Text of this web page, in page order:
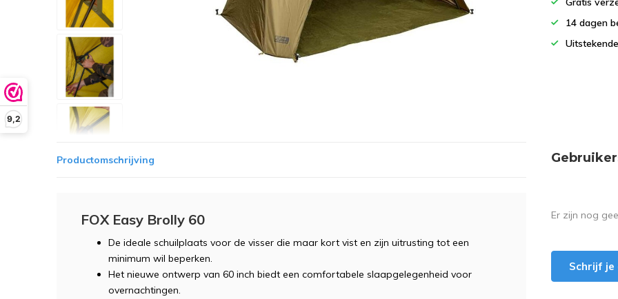
9,2
14 dagen
Productomschrijving
FOX Easy Brolly 60
De ideale schuilplaats voor de visser die maar kort vist en zijn uitrusting tot een
minimum wil beperken.
Het nieuwe ontwerp van 60 inch biedt een comfortabele slaapgelegenheid voor
overnachtingen.
Er zijn nog
Schrijf